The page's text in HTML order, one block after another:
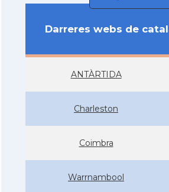
Darreres webs de
ANTÀRTIDA
Charleston
Coimbra
Warrnambool